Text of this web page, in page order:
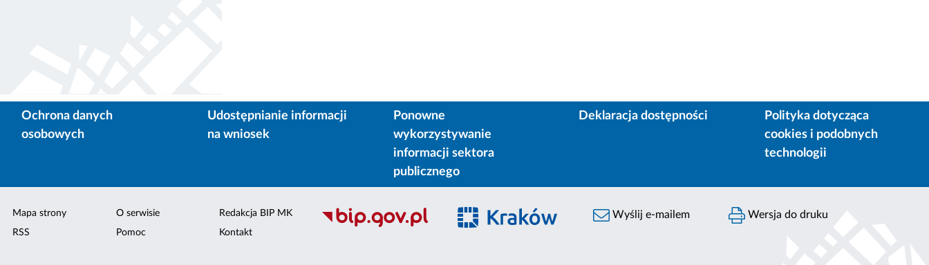
Ochrona danych
osobowych
Udostępnianie informacji
na wniosek
Ponowne
wykorzystywanie
informacji sektora
publicznego
Deklaracja dostępności
Polityka dotycząca
cookies i podobnych
technologii
Mapa strony
RSS
O serwisie
Pomoc
Redakcja BIP MK
Kontakt
Wyślij e-mailem Wersja do druku